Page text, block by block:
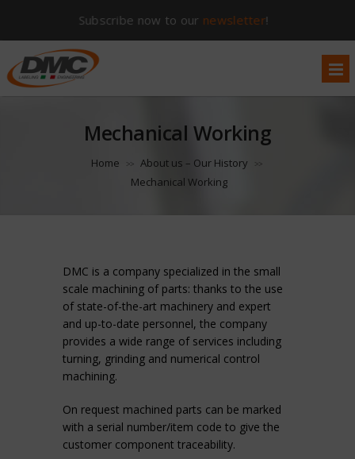
Subscribe now to ournewsletter
Mechanical Working
Home >> About us – Our History >>
Mechanical Working
DMC is a company specialized in the small
scale machining of parts: thanks to the use
of state-of-the-art machinery and expert
and up-to-date personnel, the company
provides a wide range of services including
turning, grinding and numerical control
machining.
On request machined parts can be marked
with a serial number/item code to give the
customer component traceability.